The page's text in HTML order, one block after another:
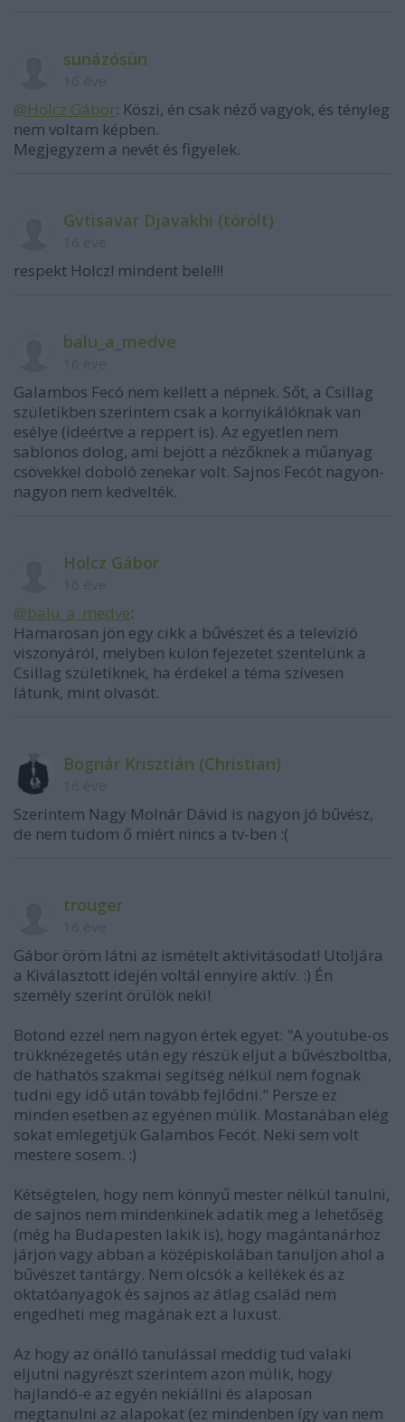
sunázósün
@Holcz Gábor: Köszi, én csak néző vagyok, és tényleg
nem voltam képben.
Megjegyzem a nevét és figyelek.
Gvtisavar Djavakhi (törölt)
respekt Holcz! mindent bele!!!
balu_a_medve
Galambos Fecó nem kellett a népnek. Sőt, a Csillag
születikben szerintem csak a kornyikálóknak van
esélye (ideértve a reppert is). Az egyetlen nem
sablonos dolog, ami bejött a nézőknek a műanyag
csövekkel doboló zenekar volt. Sajnos Fecót nagyon-
nagyon nem kedvelték.
Holcz Gábor
@balu_a_medve:
Hamarosan jön egy cikk a bűvészet és a televízió
viszonyáról, melyben külön fejezetet szentelünk a
Csillag születiknek, ha érdekel a téma szívesen
látunk, mint olvasót.
Bognár Krisztián (Christian)
Szerintem Nagy Molnár Dávid is nagyon jó bűvész,
de nem tudom ő miért nincs a tv-ben :(
trouger
Gábor öröm látni az ismételt aktivitásodat! Utoljára
a Kiválasztott idején voltál ennyire aktív. :) Én
személy szerint örülök neki!
Botond ezzel nem nagyon értek egyet: "A youtube-os
trükknézegetés után egy részük eljut a bűvészboltba,
de hathatós szakmai segítség nélkül nem fognak
tudni egy idő után tovább fejlődni." Persze ez
minden esetben az egyénen múlik. Mostanában elég
sokat emlegetjük Galambos Fecót. Neki sem volt
mestere sosem. :)
Kétségtelen, hogy nem könnyű mester nélkül tanulni,
de sajnos nem mindenkinek adatik meg a lehetőség
(még ha Budapesten lakik is), hogy magántanárhoz
járjon vagy abban a középiskolában tanuljon ahol a
bűvészet tantárgy. Nem olcsók a kellékek és az
oktatóanyagok és sajnos az átlag család nem
engedheti meg magának ezt a luxust.
Az hogy az önálló tanulással meddig tud valaki
eljutni nagyrészt szerintem azon múlik, hogy
hajlandó-e az egyén nekiállni és alaposan
megtanulni az alapokat (ez mindenben így van nem